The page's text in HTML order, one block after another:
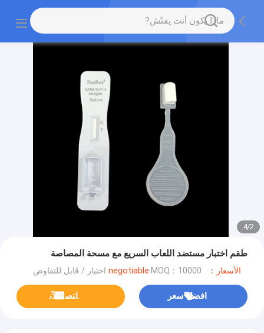
2
/
4
طقم اختبار مستضد اللعاب السريع مع مسحة المصاصة
الأسعار：negotiable MOQ：10000 اختبار / قابل للتفاوض
افضل سعر ﺎﺘﺼﻟ ﺍﻶﻧ